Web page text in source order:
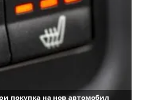
покупка на нов автомобил